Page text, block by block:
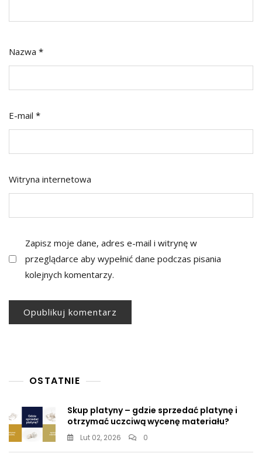
Nazwa *
E-mail *
Witryna internetowa
Zapisz moje dane, adres e-mail i witrynę w
przeglądarce aby wypełnić dane podczas pisania
kolejnych komentarzy.
OSTATNIE
Skup platyny – gdzie sprzedać platynę i
otrzymać uczciwą wycenę materiału?
Lut 02, 2026 0